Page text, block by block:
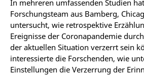
In mehreren umfassenden Studien
Forschungsteam aus Bamberg,
untersucht, wie retrospektive
Ereignisse der Coronapandemie
der aktuellen Situation verzerrt sein
interessierte die Forschenden, wie
Einstellungen die Verzerrung der